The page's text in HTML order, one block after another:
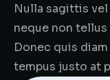
Nulla sagittis
neque non
Donec quis
tempus justo at